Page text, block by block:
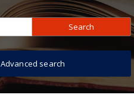
Search
Advanced search